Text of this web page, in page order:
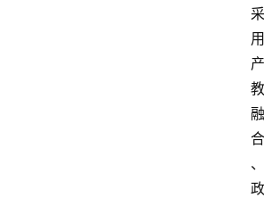
采
用
产
教
融
合
、
政